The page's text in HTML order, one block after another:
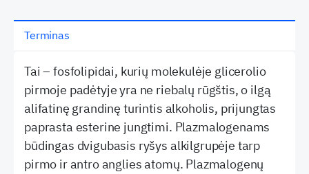
Terminas
Tai – fosfolipidai, kurių molekulėje glicerolio
pirmoje padėtyje yra ne riebalų rūgštis, o ilgą
alifatinę grandinę turintis alkoholis, prijungtas
paprasta esterine jungtimi. Plazmalogenams
būdingas dvigubasis ryšys alkilgrupėje tarp
pirmo ir antro anglies atomų. Plazmalogenų